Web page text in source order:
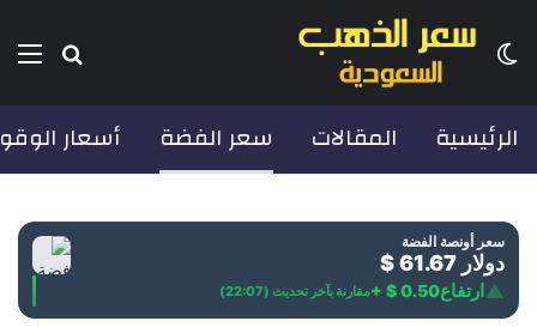
بحث الوضع المظلم
الرئيسية المقالات سعر الفضة أسعار
سعر أونصة الفضة
$ 61.67 دولار
▲ارتفاع+ $ 0.50مقارنة بآخر تحديث (22:07)